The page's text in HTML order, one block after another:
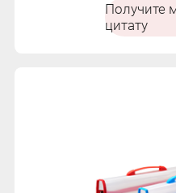
организованный и
хранения
Получите
цитату